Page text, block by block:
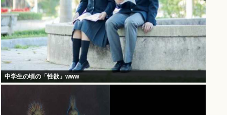
中学生の頃の「性欲」www